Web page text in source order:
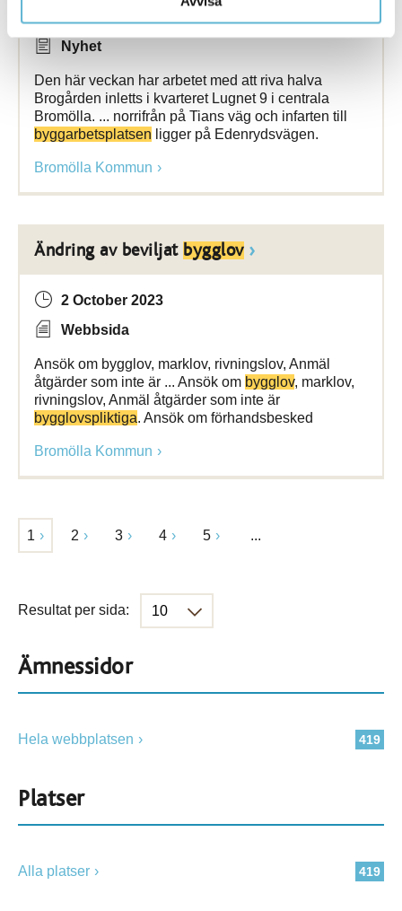
Nyhet
Den här veckan har arbetet med att riva halva
Brogården inletts i kvarteret Lugnet 9 i centrala
Bromölla. ... norrifrån på Tians väg och infarten till
byggarbetsplatsen ligger på Edenrydsvägen.
Bromölla Kommun
Ändring av beviljat bygglov
2 October 2023
Webbsida
Ansök om bygglov, marklov, rivningslov, Anmäl
åtgärder som inte är ... Ansök om bygglov, marklov,
rivningslov, Anmäl åtgärder som inte är
bygglovspliktiga. Ansök om förhandsbesked
Bromölla Kommun
1 2 3 4 5 ...
Resultat per sida:
Ämnessidor
419
Hela webbplatsen
Platser
419
Alla platser